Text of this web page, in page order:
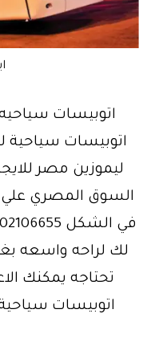
اتوبيسات سياحية
ليموزين مصر
السوق المصري علي
لك لراحه واسعه
تحتاجه يمكنك
اتوبيسات